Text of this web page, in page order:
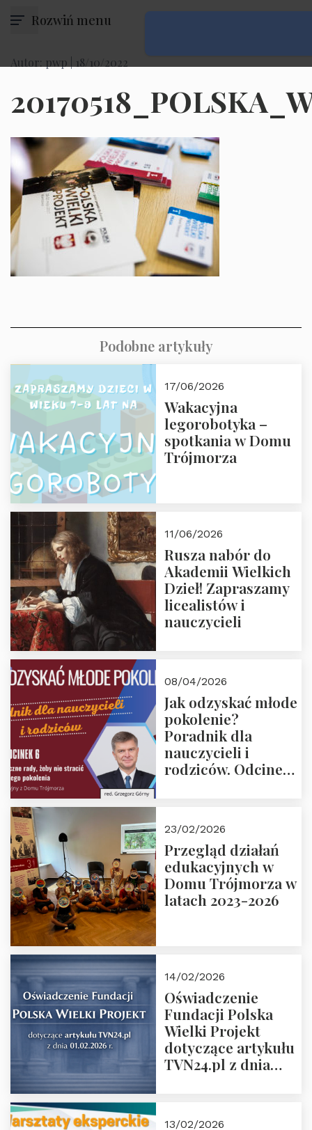
Rozwiń menu
Autor: pwp | 18/10/2022
Podobne artykuły
17/06/2026
Wakacyjna
legorobotyka –
spotkania w Domu
Trójmorza
11/06/2026
Rusza nabór do
Akademii Wielkich
Dzieł! Zapraszamy
licealistów i
nauczycieli
08/04/2026
Jak odzyskać młode
pokolenie?
Poradnik dla
nauczycieli i
rodziców. Odcinek
Rozmawiają red.
Grzegorz Górny i
prof. Michał
Łuczewski
23/02/2026
Przegląd działań
edukacyjnych w
Domu Trójmorza w
latach 2023-2026
14/02/2026
Oświadczenie
Fundacji Polska
Wielki Projekt
dotyczące artykułu
TVN24.pl z dnia
13/02/2026